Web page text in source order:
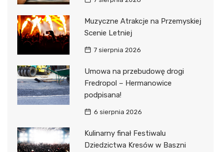
Muzyczne Atrakcje na Przemyskiej
Scenie Letniej
7 sierpnia 2026
Umowa na przebudowę drogi
Fredropol – Hermanowice
podpisana!
6 sierpnia 2026
Kulinarny finał Festiwalu
Dziedzictwa Kresów w Baszni